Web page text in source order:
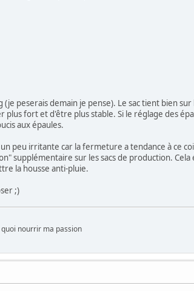
(je peserais demain je pense). Le sac tient bien
plus fort et d'être plus stable. Si le réglage des
aux épaules.
peu irritante car la fermeture a tendance à ce
supplémentaire sur les sacs de production.
la housse anti-pluie.
;)
nourrir ma passion